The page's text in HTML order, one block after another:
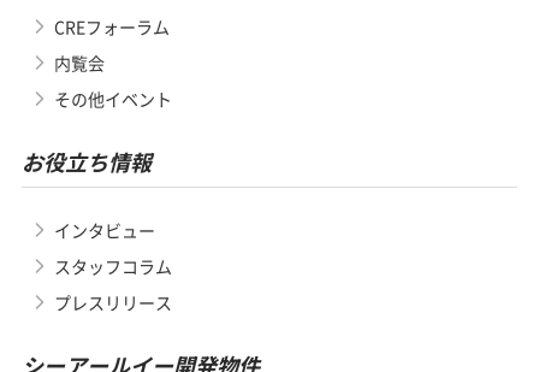
CREフォーラム
内覧会
その他イベント
お役立ち情報
インタビュー
スタッフコラム
プレスリリース
シーアールイー開発物件